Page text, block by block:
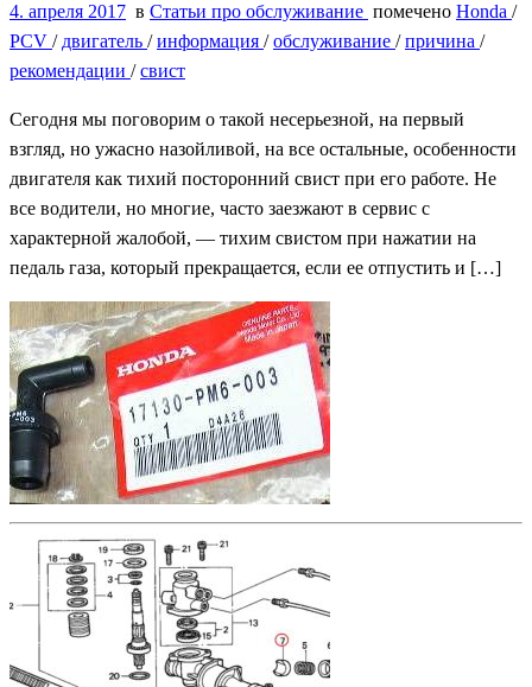
4. апреля 2017 в Статьи про обслуживание помечено Honda /
PCV / двигатель /информация /обслуживание /причина /
рекомендации /свист
Сегодня мы поговорим о такой несерьезной, на первый
взгляд, но ужасно назойливой, на все остальные, особенности
двигателя как тихий посторонний свист при его работе. Не
все водители, но многие, часто заезжают в сервис с
характерной жалобой, — тихим свистом при нажатии на
педаль газа, который прекращается, если ее отпустить и […]